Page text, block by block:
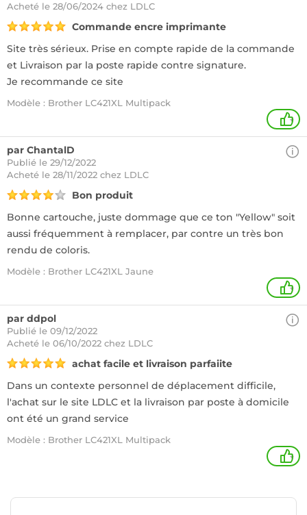
Acheté le 28/06/2024 chez LDLC
Commande encre imprimante
Site très sérieux. Prise en compte rapide de la commande
et Livraison par la poste rapide contre signature.
Je recommande ce site
Modèle : Brother LC421XL Multipack
+
par ChantalD
Publié le 29/12/2022
Acheté le 28/11/2022 chez LDLC
Bon produit
Bonne cartouche, juste dommage que ce ton "Yellow" soit
aussi fréquemment à remplacer, par contre un très bon
rendu de coloris.
Modèle : Brother LC421XL Jaune
+
par ddpol
Publié le 09/12/2022
Acheté le 06/10/2022 chez LDLC
achat facile et livraison parfaiite
Dans un contexte personnel de déplacement difficile,
l'achat sur le site LDLC et la livraison par poste à domicile
ont été un grand service
Modèle : Brother LC421XL Multipack
+